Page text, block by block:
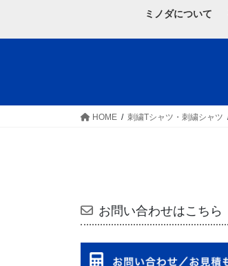
ミノダについて
HOME 刺繍Tシャツ・刺繍シャツ
お問い合わせはこちら